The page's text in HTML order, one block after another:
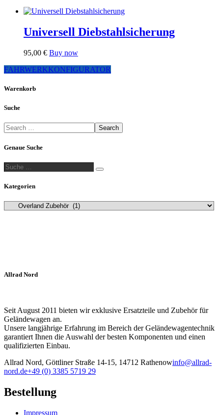
Universell Diebstahlsicherung
95,00 € Buy now
FAHRWERKKONFIGURATOR
Warenkorb
Suche
Search
Genaue Suche
Suche
Suche
Kategorien
Allrad Nord
Seit August 2011 bieten wir exklusive Ersatzteile und Zubehör für
Geländewagen an.
Unsere langjährige Erfahrung im Bereich der Geländewagentechnik
garantiert Ihnen die Auswahl der besten Komponenten und einen
qualifizierten Einbau.
Allrad Nord, Göttliner Straße 14-15, 14712 Rathenowinfo@allrad-
nord.de+49 (0) 3385 5719 29
Bestellung
Impressum